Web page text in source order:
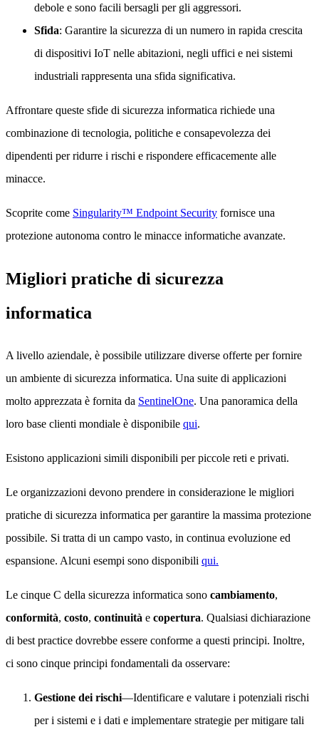
debole e sono facili bersagli per gli aggressori.
Sfida: Garantire la sicurezza di un numero in rapida crescita
di dispositivi IoT nelle abitazioni, negli uffici e nei sistemi
industriali rappresenta una sfida significativa.
Affrontare queste sfide di sicurezza informatica richiede una
combinazione di tecnologia, politiche e consapevolezza dei
dipendenti per ridurre i rischi e rispondere efficacemente alle
minacce.
Scoprite come Singularity™ Endpoint Security fornisce una
protezione autonoma contro le minacce informatiche avanzate.
Migliori pratiche di sicurezza
informatica
A livello aziendale, è possibile utilizzare diverse offerte per fornire
un ambiente di sicurezza informatica. Una suite di applicazioni
molto apprezzata è fornita da SentinelOne. Una panoramica della
loro base clienti mondiale è disponibile qui.
Esistono applicazioni simili disponibili per piccole reti e privati.
Le organizzazioni devono prendere in considerazione le migliori
pratiche di sicurezza informatica per garantire la massima protezione
possibile. Si tratta di un campo vasto, in continua evoluzione ed
espansione. Alcuni esempi sono disponibili qui.
Le cinque C della sicurezza informatica sono cambiamento,
conformità, costo, continuità e copertura. Qualsiasi dichiarazione
di best practice dovrebbe essere conforme a questi principi. Inoltre,
ci sono cinque principi fondamentali da osservare:
Gestione dei rischi—Identificare e valutare i potenziali rischi
per i sistemi e i dati e implementare strategie per mitigare tali